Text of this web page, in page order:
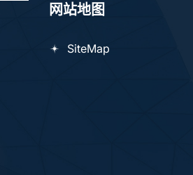
网站地图
SiteMap